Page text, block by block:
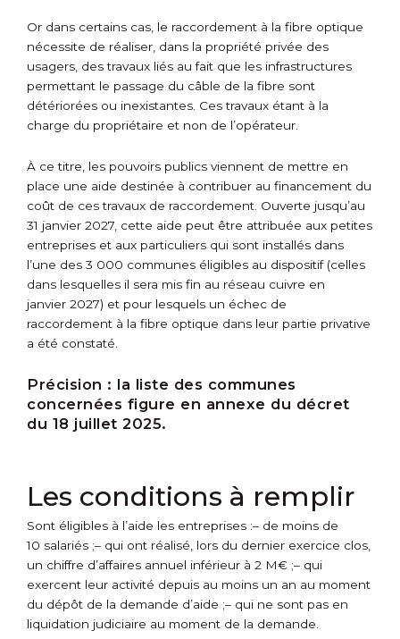
Or dans certains cas, le raccordement à la fibre optique
nécessite de réaliser, dans la propriété privée des
usagers, des travaux liés au fait que les infrastructures
permettant le passage du câble de la fibre sont
détériorées ou inexistantes. Ces travaux étant à la
charge du propriétaire et non de l’opérateur.
À ce titre, les pouvoirs publics viennent de mettre en
place une aide destinée à contribuer au financement du
coût de ces travaux de raccordement. Ouverte jusqu’au
31 janvier 2027, cette aide peut être attribuée aux petites
entreprises et aux particuliers qui sont installés dans
l’une des 3 000 communes éligibles au dispositif (celles
dans lesquelles il sera mis fin au réseau cuivre en
janvier 2027) et pour lesquels un échec de
raccordement à la fibre optique dans leur partie privative
a été constaté.
Précision : la liste des communes
concernées figure en annexe du décret
du 18 juillet 2025.
Les conditions à remplir
Sont éligibles à l’aide les entreprises :– de moins de
10 salariés ;– qui ont réalisé, lors du dernier exercice clos,
un chiffre d’affaires annuel inférieur à 2 M€ ;– qui
exercent leur activité depuis au moins un an au moment
du dépôt de la demande d’aide ;– qui ne sont pas en
liquidation judiciaire au moment de la demande.